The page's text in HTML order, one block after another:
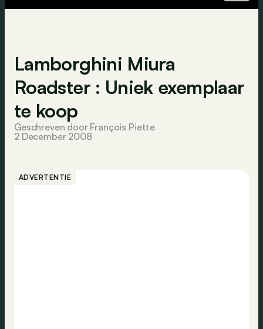
Lamborghini Miura
Roadster : Uniek exemplaar
te koop
Geschreven door François Piette
2 December 2008
ADVERTENTIE